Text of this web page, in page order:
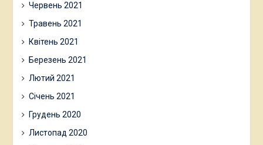
Червень 2021
Травень 2021
Квітень 2021
Березень 2021
Лютий 2021
Січень 2021
Грудень 2020
Листопад 2020